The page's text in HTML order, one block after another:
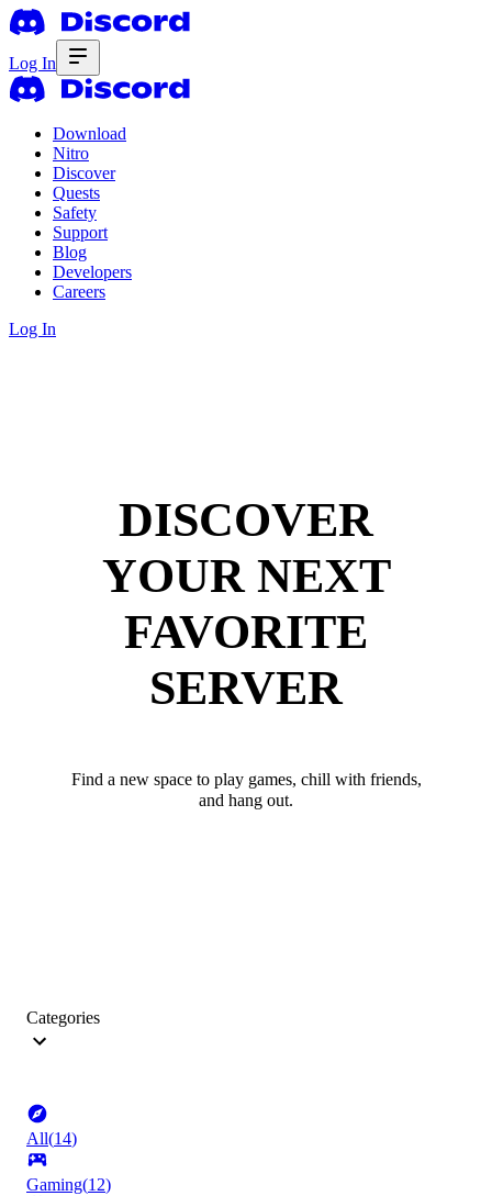
Log In
Download
Nitro
Discover
Quests
Safety
Support
Blog
Developers
Careers
Log In
DISCOVER
YOUR NEXT
FAVORITE
SERVER
Find a new space to play games, chill with friends,
and hang out.
Categories
All(14)
Gaming(12)